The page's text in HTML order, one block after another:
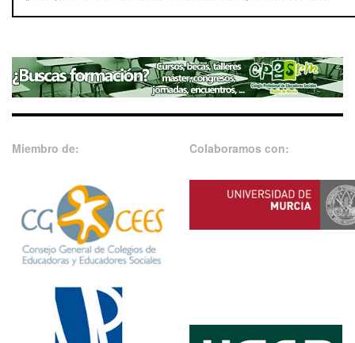
Miembro de: Colaboramos con: